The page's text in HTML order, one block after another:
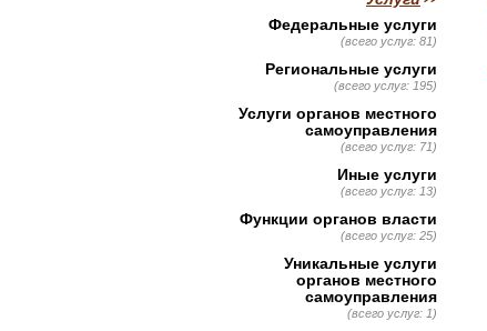
Федеральные услуги
(всего услуг: 81)
Региональные услуги
(всего услуг: 195)
Услуги органов местного
самоуправления
(всего услуг: 71)
Иные услуги
(всего услуг: 13)
Функции органов власти
(всего услуг: 25)
Уникальные услуги
органов местного
самоуправления
(всего услуг: 1)